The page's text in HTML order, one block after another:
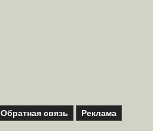
Обратная связь Реклама